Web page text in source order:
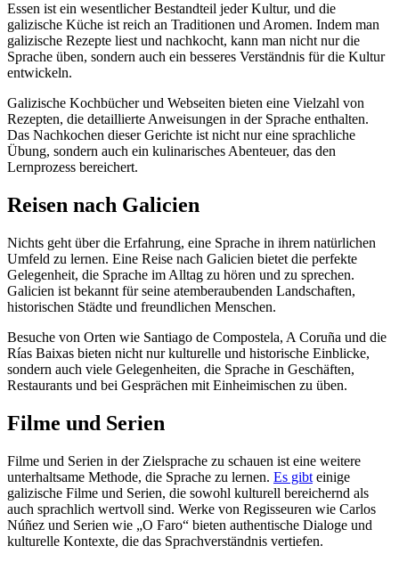
Essen ist ein wesentlicher Bestandteil jeder Kultur, und die
galizische Küche ist reich an Traditionen und Aromen. Indem man
galizische Rezepte liest und nachkocht, kann man nicht nur die
Sprache üben, sondern auch ein besseres Verständnis für die Kultur
entwickeln.
Galizische Kochbücher und Webseiten bieten eine Vielzahl von
Rezepten, die detaillierte Anweisungen in der Sprache enthalten.
Das Nachkochen dieser Gerichte ist nicht nur eine sprachliche
Übung, sondern auch ein kulinarisches Abenteuer, das den
Lernprozess bereichert.
Reisen nach Galicien
Nichts geht über die Erfahrung, eine Sprache in ihrem natürlichen
Umfeld zu lernen. Eine Reise nach Galicien bietet die perfekte
Gelegenheit, die Sprache im Alltag zu hören und zu sprechen.
Galicien ist bekannt für seine atemberaubenden Landschaften,
historischen Städte und freundlichen Menschen.
Besuche von Orten wie Santiago de Compostela, A Coruña und die
Rías Baixas bieten nicht nur kulturelle und historische Einblicke,
sondern auch viele Gelegenheiten, die Sprache in Geschäften,
Restaurants und bei Gesprächen mit Einheimischen zu üben.
Filme und Serien
Filme und Serien in der Zielsprache zu schauen ist eine weitere
unterhaltsame Methode, die Sprache zu lernen. Es gibt einige
galizische Filme und Serien, die sowohl kulturell bereichernd als
auch sprachlich wertvoll sind. Werke von Regisseuren wie Carlos
Núñez und Serien wie „O Faro“ bieten authentische Dialoge und
kulturelle Kontexte, die das Sprachverständnis vertiefen.